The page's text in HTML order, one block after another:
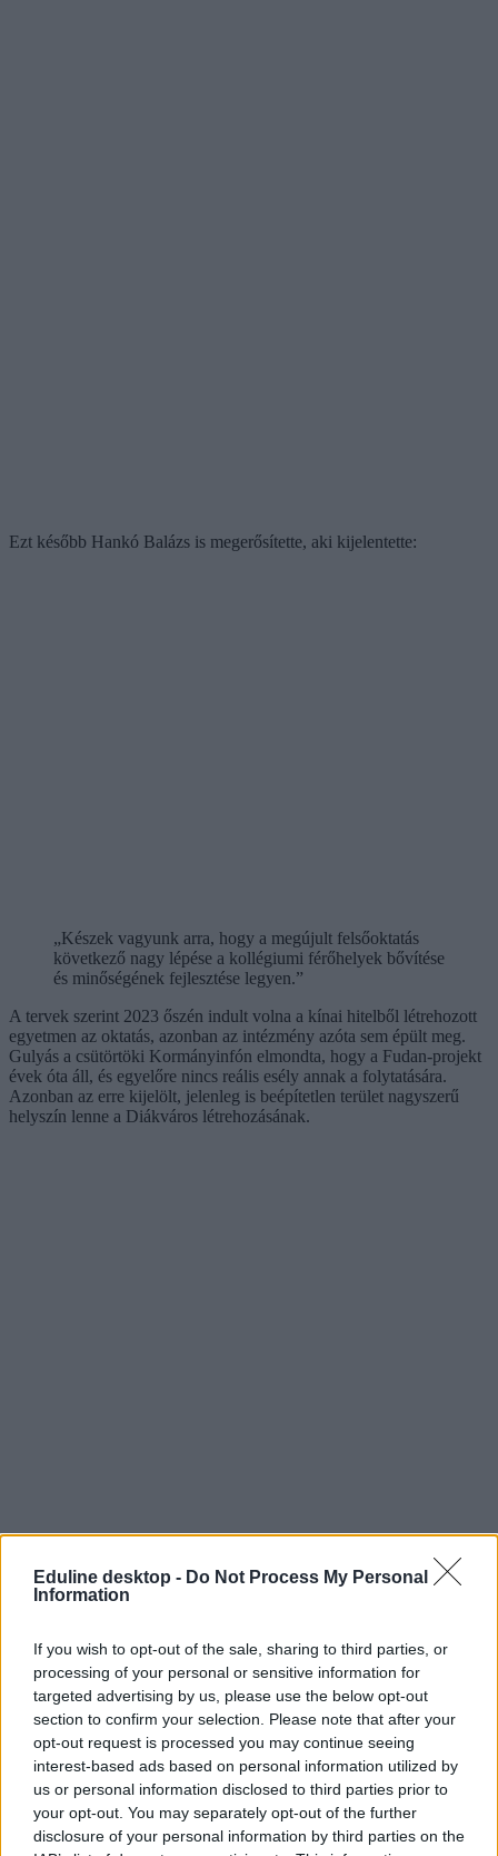
Eduline desktop - Do Not Process My Personal
Information
If you wish to opt-out of the sale, sharing to third parties, or
processing of your personal or sensitive information for
targeted advertising by us, please use the below opt-out
section to confirm your selection. Please note that after your
opt-out request is processed you may continue seeing
interest-based ads based on personal information utilized by
us or personal information disclosed to third parties prior to
your opt-out. You may separately opt-out of the further
disclosure of your personal information by third parties on the
Ezt később Hankó Balázs is megerősítette, aki kijelentette:
„Készek vagyunk arra, hogy a megújult felsőoktatás
következő nagy lépése a kollégiumi férőhelyek bővítése
és minőségének fejlesztése legyen.”
A tervek szerint 2023 őszén indult volna a kínai hitelből létrehozott
egyetmen az oktatás, azonban az intézmény azóta sem épült meg.
Gulyás a csütörtöki Kormányinfón elmondta, hogy a Fudan-projekt
évek óta áll, és egyelőre nincs reális esély annak a folytatására.
Azonban az erre kijelölt, jelenleg is beépítetlen terület nagyszerű
helyszín lenne a Diákváros létrehozásának.